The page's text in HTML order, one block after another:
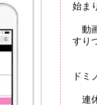
始ま
動
すり
ドミ
連